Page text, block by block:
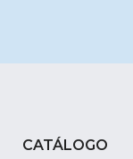
CATÁLOGO